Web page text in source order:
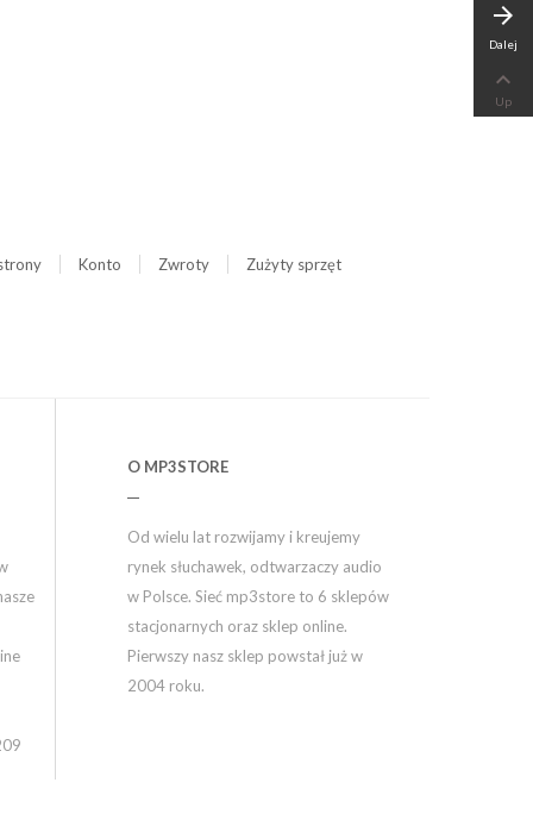
Konto Zwroty
Zużyty sprzęt
O MP3STORE
Od wielu lat rozwijamy i kreujemy
rynek słuchawek, odtwarzaczy audio
w Polsce. Sieć mp3store to 6 sklepów
stacjonarnych oraz sklep online.
Pierwszy nasz sklep powstał już w
2004 roku.
arrow_forward
Dalej

Up